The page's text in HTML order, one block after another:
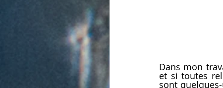
Dans mon
et si toutes
sont